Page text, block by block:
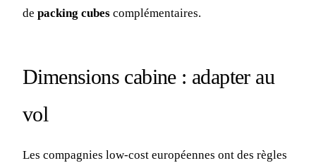
de packing cubes complémentaires.
Dimensions cabine : adapter au
vol
Les compagnies low-cost européennes ont des règles